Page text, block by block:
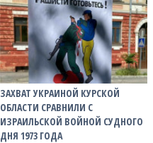
ЗАХВАТ УКРАИНОЙ КУРСКОЙ
ОБЛАСТИ СРАВНИЛИ С
ИЗРАИЛЬСКОЙ ВОЙНОЙ СУДНОГО
ДНЯ 1973 ГОДА